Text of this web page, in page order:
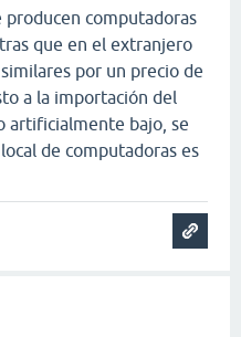
producen computadoras
que en el extranjero
por un precio de
a la importación del
artificialmente bajo, se
de computadoras es